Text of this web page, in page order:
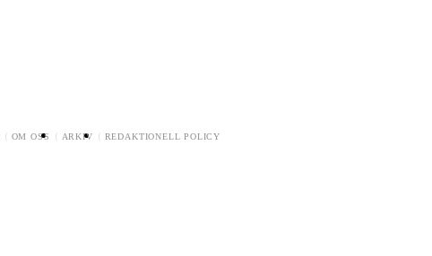
OM OSS ARKIV REDAKTIONELL POLICY